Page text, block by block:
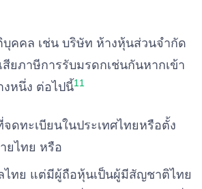
คคล เช่น บริษัท ห้างหุ้นส่วนจำกัด
ยภาษีการรับมรดกเช่นกันหากเข้า
หนึ่ง ต่อไปนี้11
ดทะเบียนในประเทศไทยหรือตั้ง
ยไทย หรือ
ไทย แต่มีผู้ถือหุ้นเป็นผู้มีสัญชาติไทย